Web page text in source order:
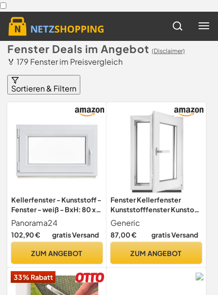
Fenster Deals im Angebot (Disclaimer)
🏅 179 Fenster im Preisvergleich
Sortieren & Filtern
Kellerfenster - Kunststoff -
Fenster - weiß - BxH: 80 x
60 cm - DIN rechts - 2-
fach-Verglasung -
Lagerware
Panorama24
102,90 € gratis Versand
ZUM ANGEBOT
Fenster Kellerfenster
Kunststofffenster Kunstoff
weiß BxH 50 x 70 cm DIN
Rechts - ALLE GRÖßEN - 2
fach Verglasung BxH 500 x
Kipp - BauPlaza
Generic
87,00 € gratis Versand
ZUM ANGEBOT
33% Rabatt